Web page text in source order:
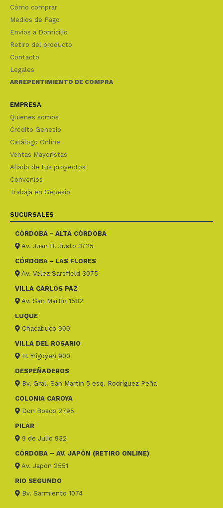
Cómo comprar
Medios de Pago
Envíos a Domicilio
Retiro del producto
Contacto
Legales
ARREPENTIMIENTO DE COMPRA
EMPRESA
Quienes somos
Crédito Genesio
Catálogo Online
Ventas Mayoristas
Aliado de tus proyectos
Convenios
Trabajá en Genesio
SUCURSALES
CÓRDOBA - ALTA CÓRDOBA
Av. Juan B. Justo 3725
CÓRDOBA - LAS FLORES
Av. Velez Sarsfield 3075
VILLA CARLOS PAZ
Av. San Martín 1582
LUQUE
Chacabuco 900
VILLA DEL ROSARIO
H. Yrigoyen 900
DESPEÑADEROS
Bv. Gral. San Martin 5 esq. Rodríguez Peña
COLONIA CAROYA
Don Bosco 2795
PILAR
9 de Julio 932
CÓRDOBA – AV. JAPÓN (RETIRO ONLINE)
Av. Japón 2551
RIO SEGUNDO
Bv. Sarmiento 1074